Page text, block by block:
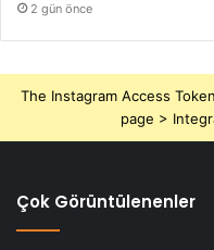
2 gün önce
The Instagram Access
page >
Çok Görüntülenenler